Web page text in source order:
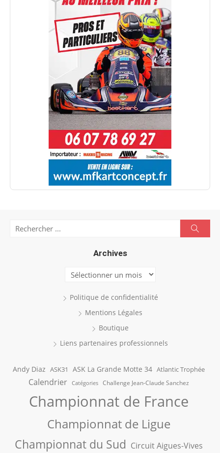
Archives
Archives
Politique de confidentialité
Mentions Légales
Boutique
Liens partenaires professionnels
Andy Diaz ASK31 ASK La Grande Motte 34 Atlantic Trophée
Calendrier Catégories Challenge Jean-Claude Sanchez
Championnat de France
Championnat de Ligue
Championnat du Sud Circuit Aigues-Vives